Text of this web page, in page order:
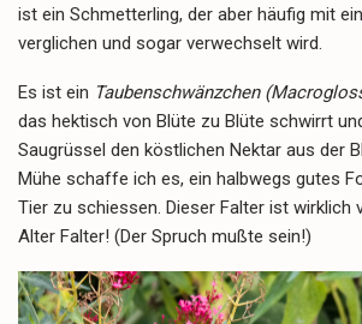
ist ein Schmetterling, der aber häufig mit
verglichen und sogar verwechselt wird.
Es ist ein Taubenschwänzchen (
das hektisch von Blüte zu Blüte schwirrt
Saugrüssel den köstlichen Nektar aus der
Mühe schaffe ich es, ein halbwegs gutes
Tier zu schiessen. Dieser Falter ist wirklich
Alter Falter! (Der Spruch mußte sein!)